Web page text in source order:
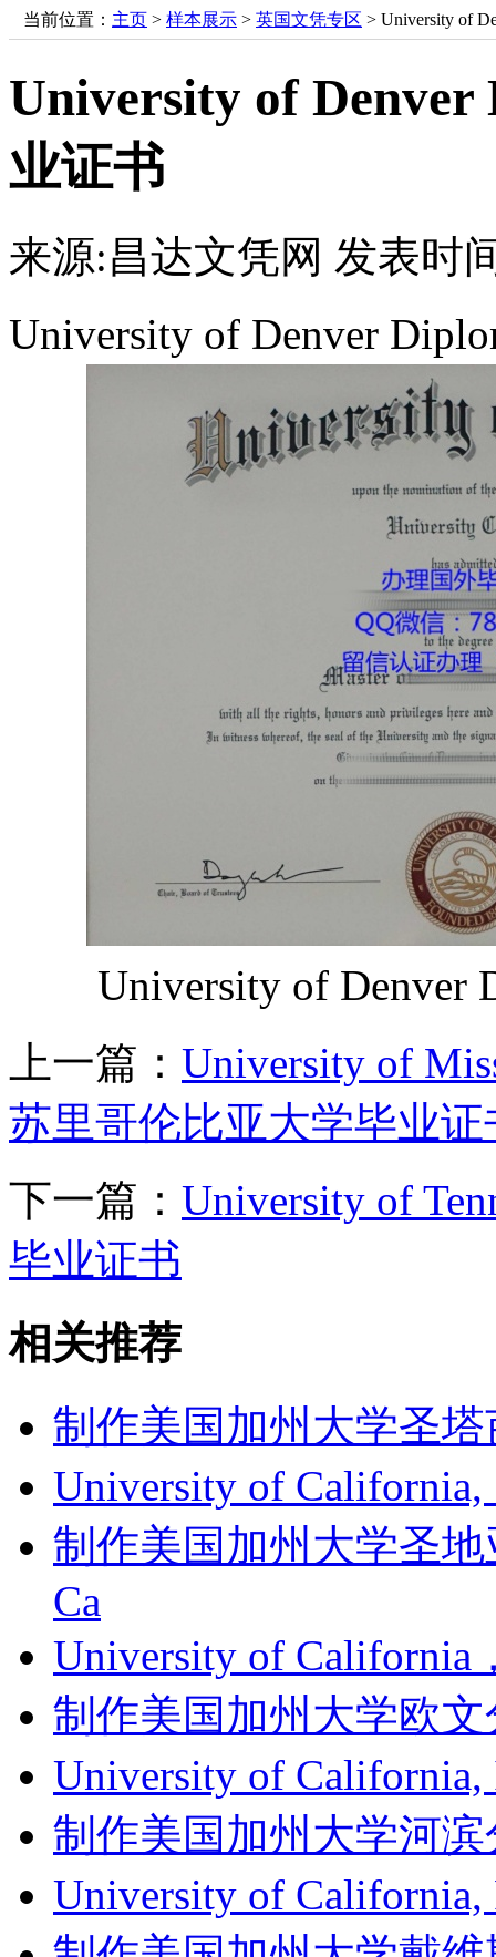
当前位置： 主页 > 样本展示 > 英国文凭专区 > University of
University of
业证书
来源:昌达文凭网 发表时
University of Denver
University of Denver
上一篇： University of
苏里哥伦比亚大学毕业证
下一篇： University of
毕业证书
相关推荐
制作美国加州大学圣
University of California,
制作美国加州大学圣
Ca
University of California
制作美国加州大学欧
University of
制作美国加州大学河
University of